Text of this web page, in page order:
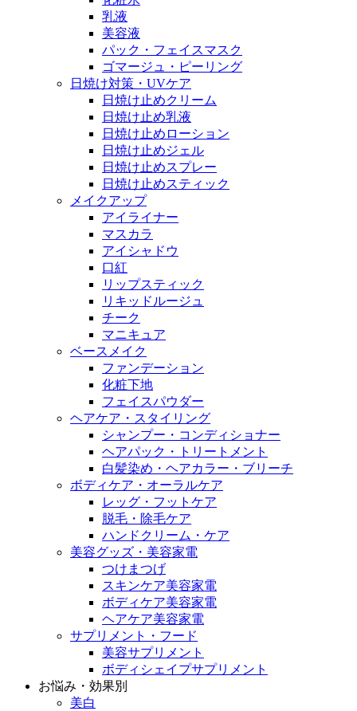
乳液
美容液
パック・フェイスマスク
ゴマージュ・ピーリング
日焼け対策・UVケア
日焼け止めクリーム
日焼け止め乳液
日焼け止めローション
日焼け止めジェル
日焼け止めスプレー
日焼け止めスティック
メイクアップ
アイライナー
マスカラ
アイシャドウ
口紅
リップスティック
リキッドルージュ
チーク
マニキュア
ベースメイク
ファンデーション
化粧下地
フェイスパウダー
ヘアケア・スタイリング
シャンプー・コンディショナー
ヘアパック・トリートメント
白髪染め・ヘアカラー・ブリーチ
ボディケア・オーラルケア
レッグ・フットケア
脱毛・除毛ケア
ハンドクリーム・ケア
美容グッズ・美容家電
つけまつげ
スキンケア美容家電
ボディケア美容家電
ヘアケア美容家電
サプリメント・フード
美容サプリメント
ボディシェイプサプリメント
お悩み・効果別
美白